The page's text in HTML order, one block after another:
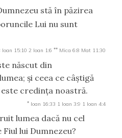
stă în păzirea
Lui nu sunt
Ioan 15:10 2 Ioan 1:6 ** Mica 6:8 Mat 11:30
născut din
şi ceea ce câştigă
credinţa noastră.
* Ioan 16:33 1 Ioan 3:9 1 Ioan 4:4
lumea dacă nu cel
lui Dumnezeu?